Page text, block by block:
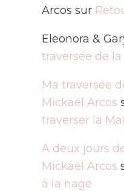
Arcos sur
Eleonora &
traversée de
Ma traversée
Mickaël Arcos
traverser la
A deux jours
Mickaël Arcos
à la nage